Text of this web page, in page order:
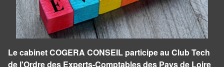
Le cabinet COGERA CONSEIL participe au Club Tech
de l'Ordre des Experts-Comptables des Pays de Loire